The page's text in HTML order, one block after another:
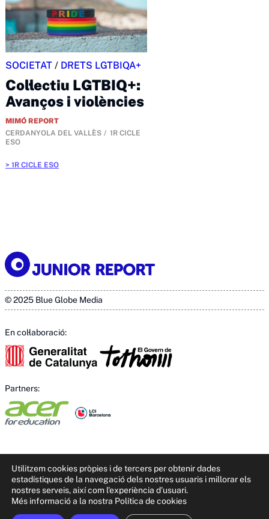
SOCIETAT / DRETS LGTBIQA+
Col·lectiu LGTBIQ+:
Avanços i violències
MIMÓ REPORT
CERDANYOLA DEL VALLÈS
1R CICLE
ESO
1R CICLE ESO
© 2025 Blue Globe Media
En col·laboració:
Partners:
Utilitzem cookies pròpies i de tercers per obtenir dades
estadístiques de la navegació dels nostres usuaris i millorar els
nostres serveis, així com l'experiència d'usuari.
Més informació a la nostra Política de cookies